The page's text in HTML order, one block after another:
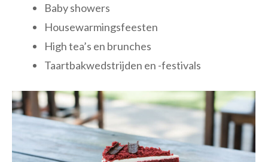
Baby showers
Housewarmingsfeesten
High tea’s en brunches
Taartbakwedstrijden en -festivals